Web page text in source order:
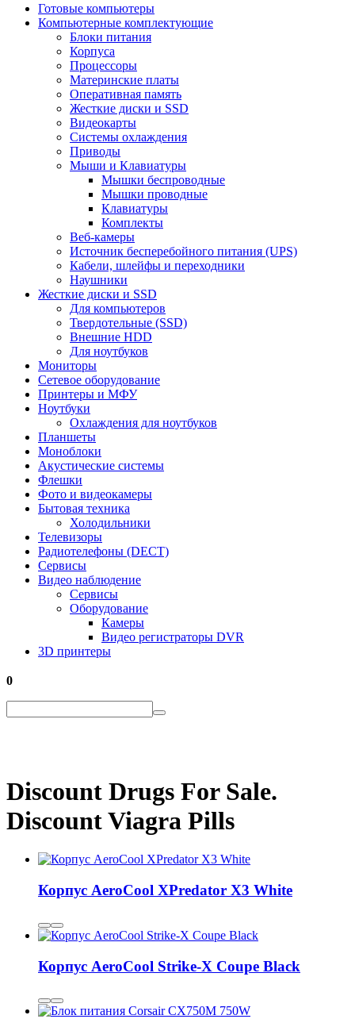
Готовые компьютеры
Компьютерные комплектующие
Блоки питания
Корпуса
Процессоры
Материнские платы
Оперативная память
Жесткие диски и SSD
Видеокарты
Системы охлаждения
Приводы
Мыши и Клавиатуры
Мышки беспроводные
Мышки проводные
Клавиатуры
Комплекты
Веб-камеры
Источник бесперебойного питания (UPS)
Кабели, шлейфы и переходники
Наушники
Жесткие диски и SSD
Для компьютеров
Твердотельные (SSD)
Внешние HDD
Для ноутбуков
Мониторы
Сетевое оборудование
Принтеры и МФУ
Ноутбуки
Охлаждения для ноутбуков
Планшеты
Моноблоки
Акустические системы
Флешки
Фото и видеокамеры
Бытовая техника
Холодильники
Телевизоры
Радиотелефоны (DECT)
Сервисы
Видео наблюдение
Сервисы
Оборудование
Камеры
Видео регистраторы DVR
3D принтеры
0
Discount Drugs For Sale.
Discount Viagra Pills
Корпус AeroCool XPredator X3 White
Корпус AeroCool Strike-X Coupe Black